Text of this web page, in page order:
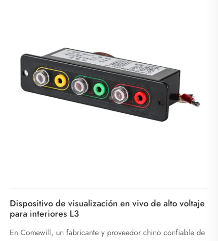
Dispositivo de visualización en vivo de alto voltaje
para interiores L3
En Comewill, un fabricante y proveedor chino confiable de